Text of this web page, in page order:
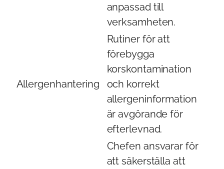
anpassad till
verksamheten.
Allergenhantering
Rutiner för att
förebygga
korskontamination
och korrekt
allergeninformation
är avgörande för
efterlevnad.
Chefen ansvarar för
att säkerställa att